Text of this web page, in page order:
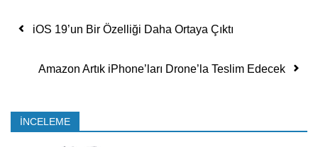
Yazı dolaşımı
iOS 19’un Bir Özelliği Daha Ortaya Çıktı
Amazon Artık iPhone’ları Drone’la Teslim Edecek
İNCELEME